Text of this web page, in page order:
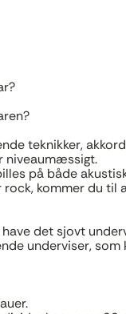
teknikker,
niveaumæssigt.
på både
kommer du til
det sjovt
underviser,